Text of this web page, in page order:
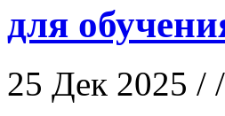
для
25 Дек 2025 /